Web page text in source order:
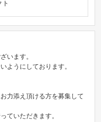
ト
います。
ようにしております。
力添え頂ける方を募集して
ていただきます。